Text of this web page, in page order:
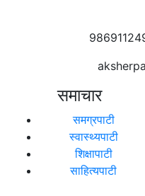
समाचार
समग्रपाटी
स्वास्थ्यपाटी
शिक्षापाटी
साहित्यपाटी